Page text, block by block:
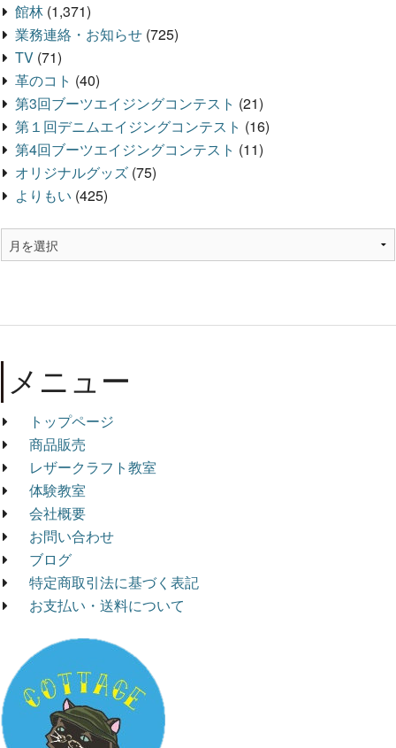
館林 (1,371)
業務連絡・お知らせ (725)
TV (71)
革のコト (40)
第3回ブーツエイジングコンテスト (21)
第１回デニムエイジングコンテスト (16)
第4回ブーツエイジングコンテスト (11)
オリジナルグッズ (75)
よりもい (425)
メニュー
トップページ
商品販売
レザークラフト教室
体験教室
会社概要
お問い合わせ
ブログ
特定商取引法に基づく表記
お支払い・送料について